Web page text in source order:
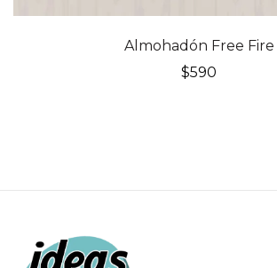
Almohadón Free Fire
$590